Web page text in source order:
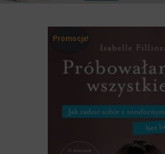
Promocja!